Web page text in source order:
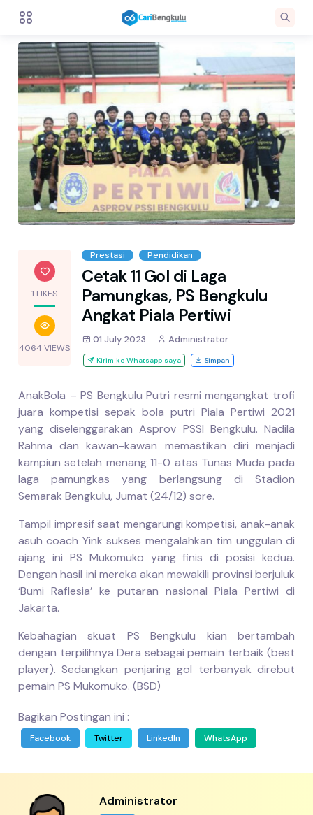
1 LIKES
4064 VIEWS
Prestasi Pendidikan
Cetak 11 Gol di Laga
Pamungkas, PS Bengkulu
Angkat Piala Pertiwi
01 July 2023 Administrator
Kirim ke Whatsapp saya Simpan
AnakBola – PS Bengkulu Putri resmi mengangkat trofi
juara kompetisi sepak bola putri Piala Pertiwi 2021
yang diselenggarakan Asprov PSSI Bengkulu. Nadila
Rahma dan kawan-kawan memastikan diri menjadi
kampiun setelah menang 11-0 atas Tunas Muda pada
laga pamungkas yang berlangsung di Stadion
Semarak Bengkulu, Jumat (24/12) sore.
Tampil impresif saat mengarungi kompetisi, anak-anak
asuh coach Yink sukses mengalahkan tim unggulan di
ajang ini PS Mukomuko yang finis di posisi kedua.
Dengan hasil ini mereka akan mewakili provinsi berjuluk
‘Bumi Raflesia’ ke putaran nasional Piala Pertiwi di
Jakarta.
Kebahagian skuat PS Bengkulu kian bertambah
dengan terpilihnya Dera sebagai pemain terbaik (best
player). Sedangkan penjaring gol terbanyak direbut
pemain PS Mukomuko. (BSD)
Bagikan Postingan ini :
Facebook Twitter LinkedIn WhatsApp
Administrator